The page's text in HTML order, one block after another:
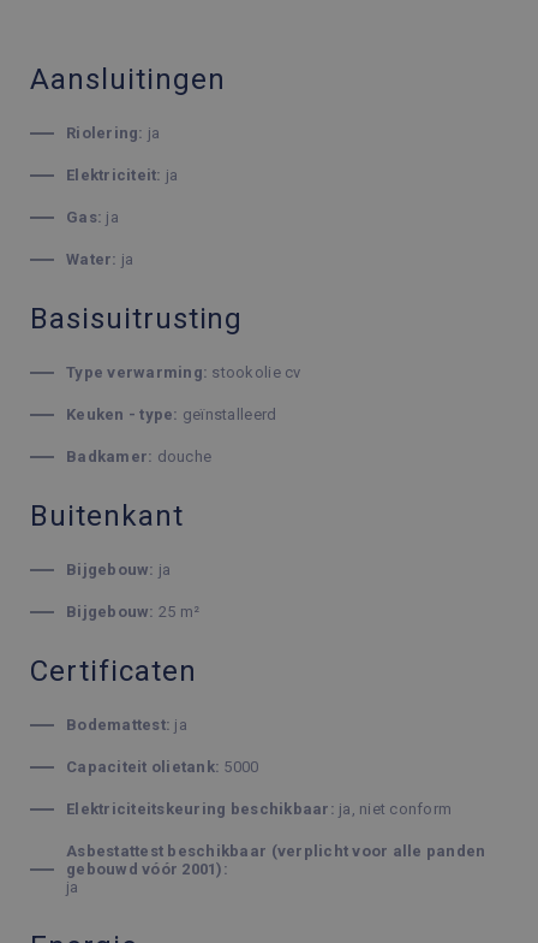
Aansluitingen
Riolering: ja
Elektriciteit: ja
Gas: ja
Water: ja
Basisuitrusting
Type verwarming: stookolie cv
Keuken - type: geïnstalleerd
Badkamer: douche
Buitenkant
Bijgebouw: ja
Bijgebouw: 25 m²
Certificaten
Bodemattest: ja
Capaciteit olietank: 5000
Elektriciteitskeuring beschikbaar: ja, niet conform
Asbestattest beschikbaar (verplicht voor alle panden
gebouwd vóór 2001):
ja